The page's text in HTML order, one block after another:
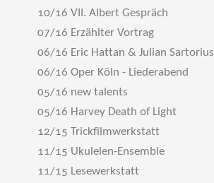
10/16 VII. Albert Gespräch
07/16 Erzählter Vortrag
06/16 Eric Hattan & Julian Sartorius
06/16 Oper Köln - Liederabend
05/16 new talents
05/16 Harvey Death of Light
12/15 Trickfilmwerkstatt
11/15 Ukulelen-Ensemble
11/15 Lesewerkstatt